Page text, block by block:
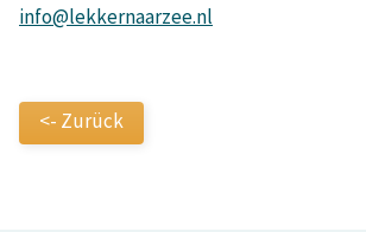
info@lekkernaarzee.nl
<- Zurück